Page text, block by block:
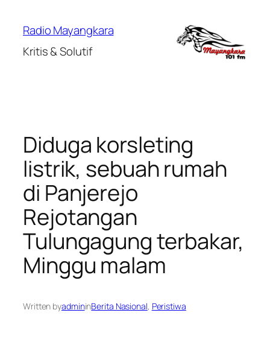
Radio Mayangkara
Kritis & Solutif
Diduga korsleting
listrik, sebuah rumah
di Panjerejo
Rejotangan
Tulungagung terbakar,
Minggu malam
Written byadmininBerita Nasional, Peristiwa